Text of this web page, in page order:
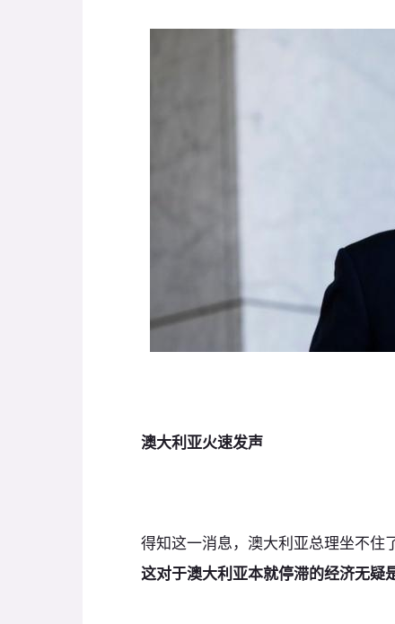
澳大利亚火速发声
得知这一消息，澳大利亚总理坐不住了
这对于澳大利亚本就停滞的经济无疑